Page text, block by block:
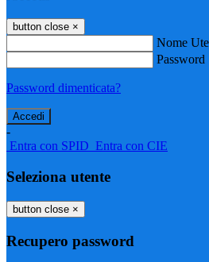
button close ×
Nome
Password
Password dimenticata?
-
Entra con SPID Entra con CIE
Seleziona utente
button close ×
Recupero password